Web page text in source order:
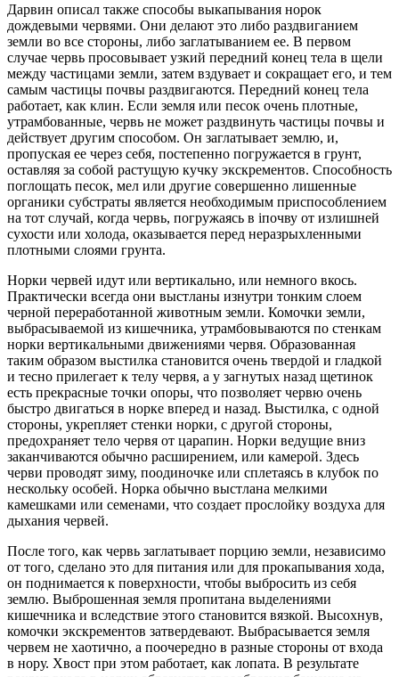
Дарвин описал также способы выкапывания норок
дождевыми червями. Они делают это либо раздвиганием
земли во все стороны, либо заглатыванием ее. В первом
случае червь просовывает узкий передний конец тела в щели
между частицами земли, затем вздувает и сокращает его, и тем
самым частицы почвы раздвигаются. Передний конец тела
работает, как клин. Если земля или песок очень плотные,
утрамбованные, червь не может раздвинуть частицы почвы и
действует другим способом. Он заглатывает землю, и,
пропуская ее через себя, постепенно погружается в грунт,
оставляя за собой растущую кучку экскрементов. Способность
поглощать песок, мел или другие совершенно лишенные
органики субстраты является необходимым приспособлением
на тот случай, когда червь, погружаясь в iпочву от излишней
сухости или холода, оказывается перед неразрыхленными
плотными слоями грунта.
Норки червей идут или вертикально, или немного вкось.
Практически всегда они выстланы изнутри тонким слоем
черной переработанной животным земли. Комочки земли,
выбрасываемой из кишечника, утрамбовываются по стенкам
норки вертикальными движениями червя. Образованная
таким образом выстилка становится очень твердой и гладкой
и тесно прилегает к телу червя, а у загнутых назад щетинок
есть прекрасные точки опоры, что позволяет червю очень
быстро двигаться в норке вперед и назад. Выстилка, с одной
стороны, укрепляет стенки норки, с другой стороны,
предохраняет тело червя от царапин. Норки ведущие вниз
заканчиваются обычно расширением, или камерой. Здесь
черви проводят зиму, поодиночке или сплетаясь в клубок по
нескольку особей. Норка обычно выстлана мелкими
камешками или семенами, что создает прослойку воздуха для
дыхания червей.
После того, как червь заглатывает порцию земли, независимо
от того, сделано это для питания или для прокапывания хода,
он поднимается к поверхности, чтобы выбросить из себя
землю. Выброшенная земля пропитана выделениями
кишечника и вследствие этого становится вязкой. Высохнув,
комочки экскрементов затвердевают. Выбрасывается земля
червем не хаотично, а поочередно в разные стороны от входа
в нору. Хвост при этом работает, как лопата. В результате